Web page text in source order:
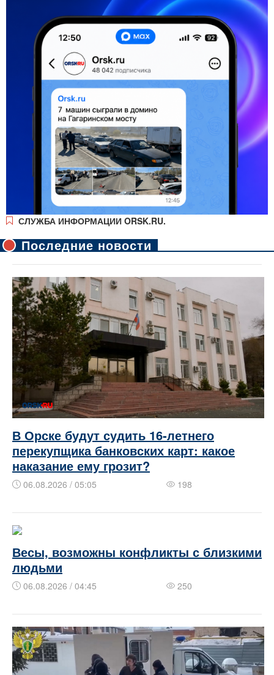
СЛУЖБА ИНФОРМАЦИИ ORSK.RU.
Последние новости
В Орске будут судить 16‑летнего
перекупщика банковских карт: какое
наказание ему грозит?
06.08.2026 / 05:05 198
Весы, возможны конфликты с близкими
людьми
06.08.2026 / 04:45 250